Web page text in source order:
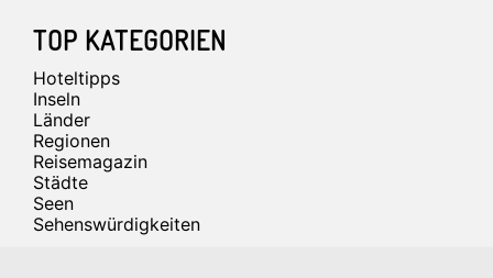
TOP KATEGORIEN
Hoteltipps
Inseln
Länder
Regionen
Reisemagazin
Städte
Seen
Sehenswürdigkeiten